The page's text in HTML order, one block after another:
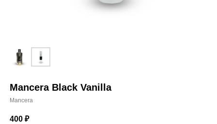
Mancera Black Vanilla
Mancera
400 ₽